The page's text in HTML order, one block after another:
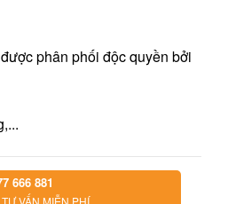
được phân phối độc quyền bởi
666 881
VẤN MIỄN PHÍ